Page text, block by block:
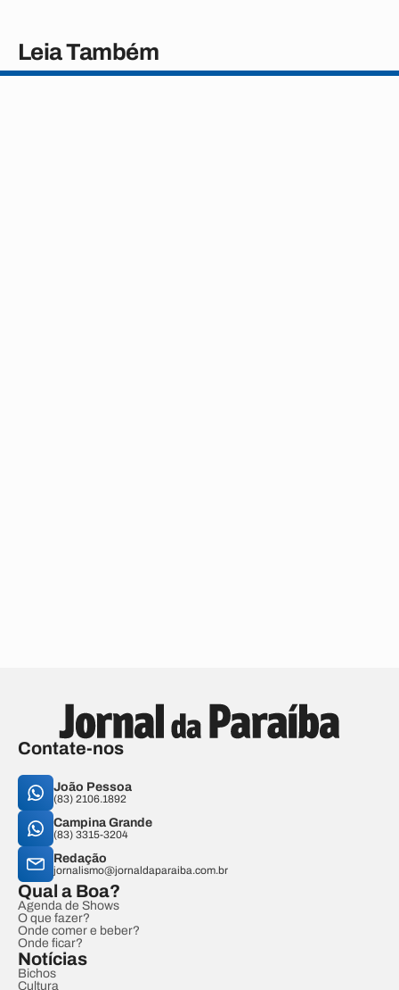
Leia Também
Contate-nos
João Pessoa
(83) 2106.1892
Campina Grande
(83) 3315-3204
Redação
jornalismo@jornaldaparaiba.com.br
Qual a Boa?
Agenda de Shows
O que fazer?
Onde comer e beber?
Onde ficar?
Notícias
Bichos
Cultura